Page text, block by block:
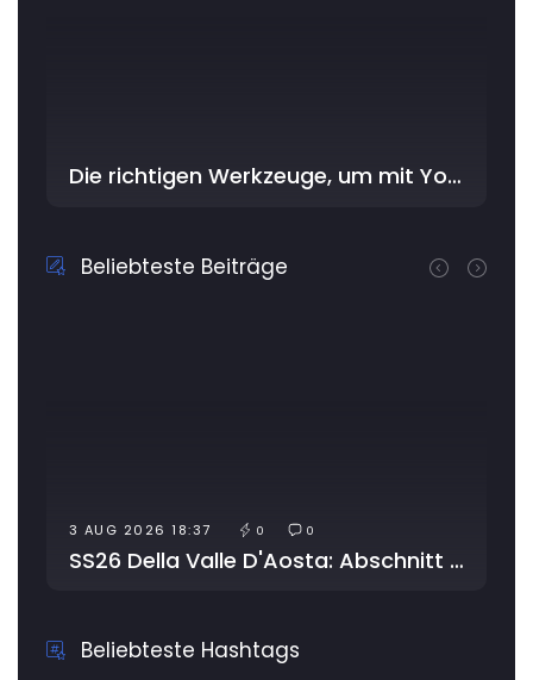
Die richtigen Werkzeuge, um mit YouDriver im Workshop am besten zu beginnen
Beliebteste Beiträge
3 AUG 2026 18:37
SS26 Della Valle D'Aosta: Abschnitt wegen Arbeiten gesperrt
Beliebteste Hashtags